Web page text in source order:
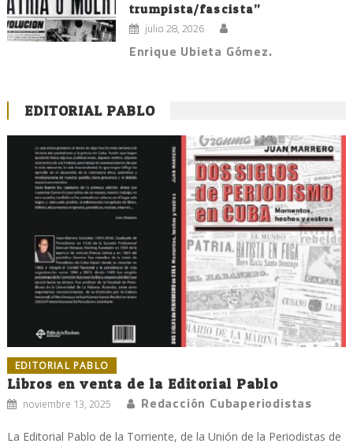
trumpista/fascista”
julio 28, 2026
Enrique Ubieta Gómez.
EDITORIAL PABLO
EDITORIAL PABLO
Libros en venta de la Editorial Pablo
noviembre 13, 2025 Redacción Cubaperiodistas
La Editorial Pablo de la Torriente, de la Unión de la Periodistas de